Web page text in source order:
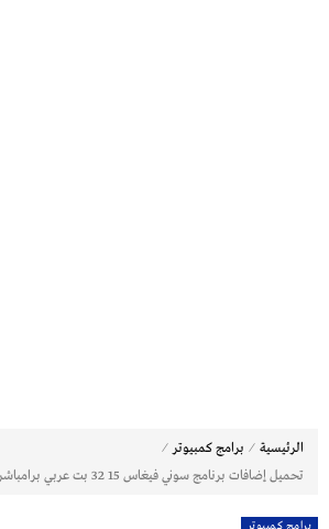
الرئيسية ⁄ برامج كمبيوتر ⁄
تحميل إضافات برنامج سوني فيغاس 15 32 بت عربي برامباشر
برامج كمبيوتر